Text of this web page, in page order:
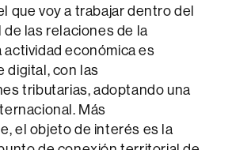
que voy a trabajar dentro del
las relaciones de la
actividad económica es
digital, con las
tributarias, adoptando una
Más
el objeto de interés es la